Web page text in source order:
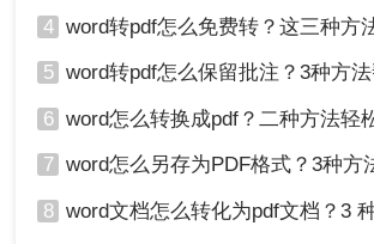
4 word转pdf怎么免费转？这三种方
5 word转pdf怎么保留批注？3种方法帮
6 word怎么转换成pdf？二种方法轻
7 word怎么另存为PDF格式？3种方法
8 word文档怎么转化为pdf文档？3 种实用转换方法，完美